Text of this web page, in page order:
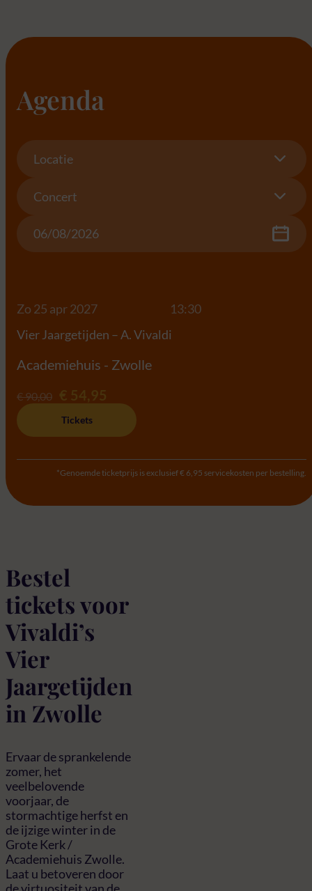
Agenda
Locatie
Concert
Zo 25 apr 2027
13:30
Vier Jaargetijden – A. Vivaldi
Academiehuis - Zwolle
€ 90,00 € 54,95
Tickets
*Genoemde ticketprijs is exclusief € 6,95 servicekosten per bestelling.
Bestel
tickets voor
Vivaldi’s
Vier
Jaargetijden
in Zwolle
Ervaar de sprankelende
zomer, het
veelbelovende
voorjaar, de
stormachtige herfst en
de ijzige winter in de
Grote Kerk /
Academiehuis Zwolle.
Laat u betoveren door
de virtuositeit van de